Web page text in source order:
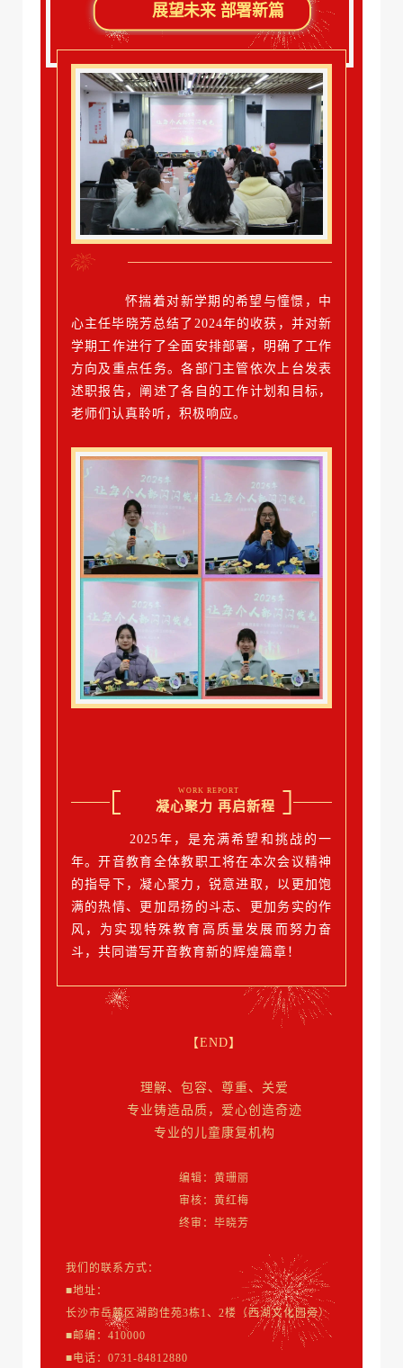
展望未来 部署新篇
怀揣着对新学期的希望与憧憬，中
心主任毕晓芳总结了2024年的收获，并对新
学期工作进行了全面安排部署，明确了工作
方向及重点任务。各部门主管依次上台发表
述职报告，阐述了各自的工作计划和目标，
老师们认真聆听，积极响应。
WORK REPORT
凝心聚力 再启新程
2025年，是充满希望和挑战的一
年。开音教育全体教职工将在本次会议精神
的指导下，凝心聚力，锐意进取，以更加饱
满的热情、更加昂扬的斗志、更加务实的作
风，为实现特殊教育高质量发展而努力奋
斗，共同谱写开音教育新的辉煌篇章！
【END】
理解、包容、尊重、关爱
专业铸造品质，爱心创造奇迹
专业的儿童康复机构
编辑：黄珊丽
审核：黄红梅
终审：毕晓芳
我们的联系方式：
■地址：
长沙市岳麓区湖韵佳苑3栋1、2楼（西湖文化园旁）
■邮编：410000
■电话：0731-84812880